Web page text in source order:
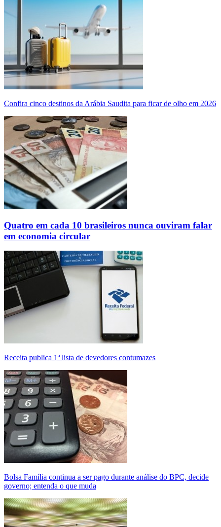
Confira cinco destinos da Arábia Saudita para ficar de olho em 2026
Quatro em cada 10 brasileiros nunca ouviram falar
em economia circular
Receita publica 1ª lista de devedores contumazes
Bolsa Família continua a ser pago durante análise do BPC, decide
governo; entenda o que muda